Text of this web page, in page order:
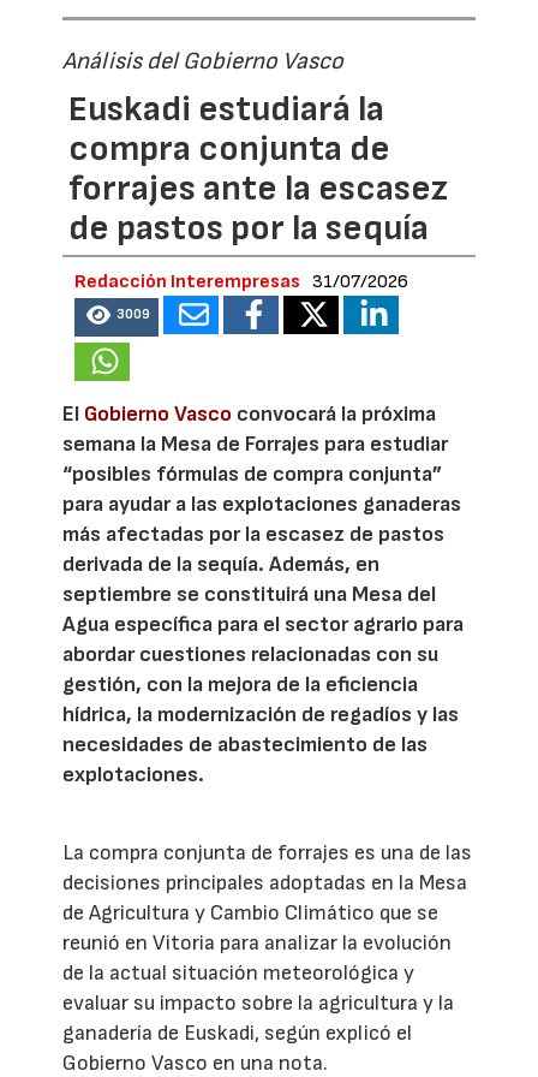
Análisis del Gobierno Vasco
Euskadi estudiará la
compra conjunta de
forrajes ante la escasez
de pastos por la sequía
Redacción Interempresas 31/07/2026
3009
El Gobierno Vasco convocará la próxima
semana la Mesa de Forrajes para estudiar
“posibles fórmulas de compra conjunta”
para ayudar a las explotaciones ganaderas
más afectadas por la escasez de pastos
derivada de la sequía. Además, en
septiembre se constituirá una Mesa del
Agua específica para el sector agrario para
abordar cuestiones relacionadas con su
gestión, con la mejora de la eficiencia
hídrica, la modernización de regadíos y las
necesidades de abastecimiento de las
explotaciones.
La compra conjunta de forrajes es una de las
decisiones principales adoptadas en la Mesa
de Agricultura y Cambio Climático que se
reunió en Vitoria para analizar la evolución
de la actual situación meteorológica y
evaluar su impacto sobre la agricultura y la
ganadería de Euskadi, según explicó el
Gobierno Vasco en una nota.